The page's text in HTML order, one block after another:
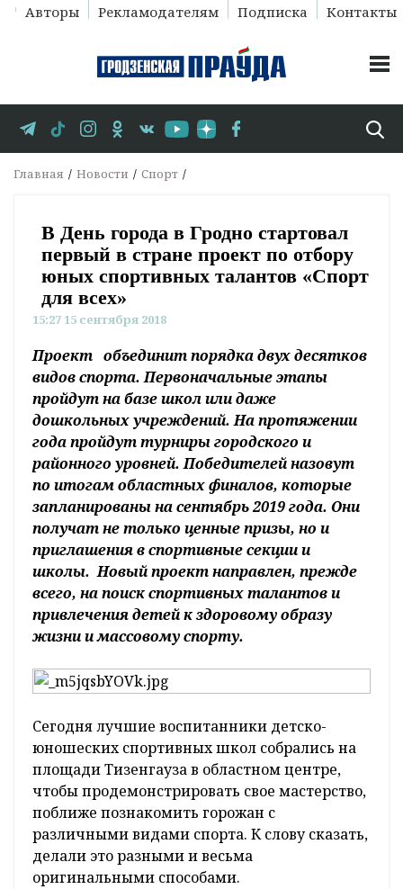
Авторы Рекламодателям Подписка Контакты
Главная Новости Спорт
В День города в Гродно стартовал
первый в стране проект по отбору
юных спортивных талантов «Спорт
для всех»
15:27 15 сентября 2018
Проект объединит порядка двух десятков
видов спорта. Первоначальные этапы
пройдут на базе школ или даже
дошкольных учреждений. На протяжении
года пройдут турниры городского и
районного уровней. Победителей назовут
по итогам областных финалов, которые
запланированы на сентябрь 2019 года. Они
получат не только ценные призы, но и
приглашения в спортивные секции и
школы. Новый проект направлен, прежде
всего, на поиск спортивных талантов и
привлечения детей к здоровому образу
жизни и массовому спорту.
Сегодня лучшие воспитанники детско-
юношеских спортивных школ собрались на
площади Тизенгауза в областном центре,
чтобы продемонстрировать свое мастерство,
поближе познакомить горожан с
различными видами спорта. К слову сказать,
делали это разными и весьма
оригинальными способами.